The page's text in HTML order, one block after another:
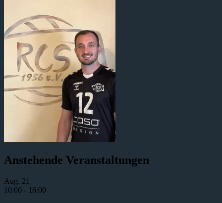
Anstehende Veranstaltungen
Aug. 21
10:00 - 16:00